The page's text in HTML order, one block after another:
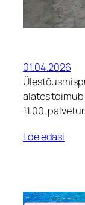
01.04.2026
alates
11.00,
Loe edasi